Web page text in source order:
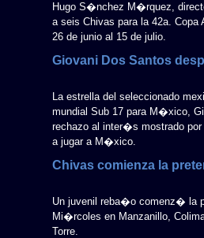
Hugo S�nchez M�rquez,
a seis Chivas para la 42a.
26 de junio al 15 de julio.
Giovani Dos Santos
La estrella del seleccionado
mundial Sub 17 para M�xico,
rechazo al inter�s mostrado por
a jugar a M�xico.
Chivas comienza la
Un juvenil reba�o comenz� la
Mi�rcoles en Manzanillo,
Torre.